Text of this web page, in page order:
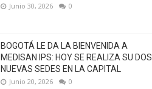
Junio 30, 2026 0
BOGOTÁ LE DA LA BIENVENIDA A
MEDISAN IPS: HOY SE REALIZA SU DOS
NUEVAS SEDES EN LA CAPITAL
Junio 20, 2026 0